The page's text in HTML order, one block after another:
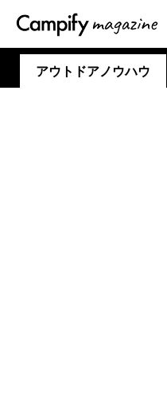
アウトドアノウハウ